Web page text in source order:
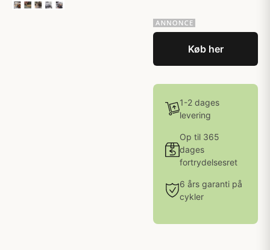
Køb her
1-2 dages
levering
Op til 365
dages
fortrydelsesret
6 års garanti på
cykler